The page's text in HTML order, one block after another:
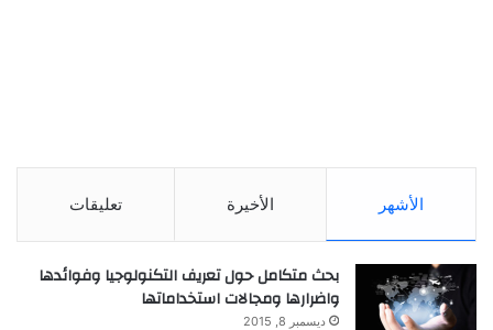
الأشهر الأخيرة تعليقات
بحث متكامل حول تعريف التكنولوجيا وفوائدها
واضرارها ومجالات استخداماتها
ديسمبر 8, 2015